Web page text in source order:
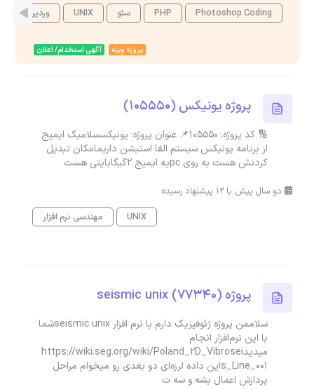
Photoshop Coding
PHP سئو UNIX وردپرس
پروژه ویژه آگهی استخدام/ اعلان
پروژه یونیکس (105550)
🔢 کد پروژه: 105550📌 عنوان پروژه: یونیکسسلامیک ایمیج
از برنامه یونیکس سیستم الفا استیشن داریمامکان تبدیل
کردنش هست به روی pcیه ایمیج 2گیگابایتی هست
دو سال پیش با 12 پیشنهاد رسیده
UNIX
مهندسی نرم افزار
پروژه seismic unix (77340)
سلاممن پروژه ژئوفیزیک دارم با نرم افزار seismic unixشما
با این نرم‌افزار انجام
میدیدhttps://wiki.seg.org/wiki/Poland_2D_Vibrosei
s_Line_001این داده لرزه‌ای دو بعدی رو میخوام مراحل
پردازش اعمال بشه و سه ت